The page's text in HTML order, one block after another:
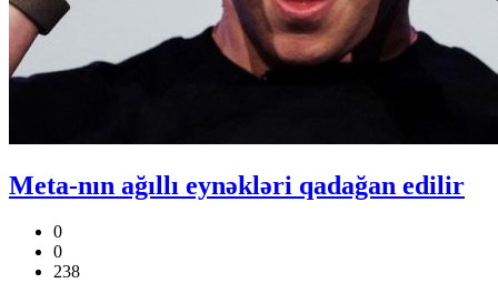
Meta-nın ağıllı eynəkləri qadağan edilir
0
0
238